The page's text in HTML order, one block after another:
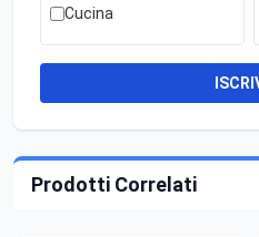
Cucina
Prodotti Correlati